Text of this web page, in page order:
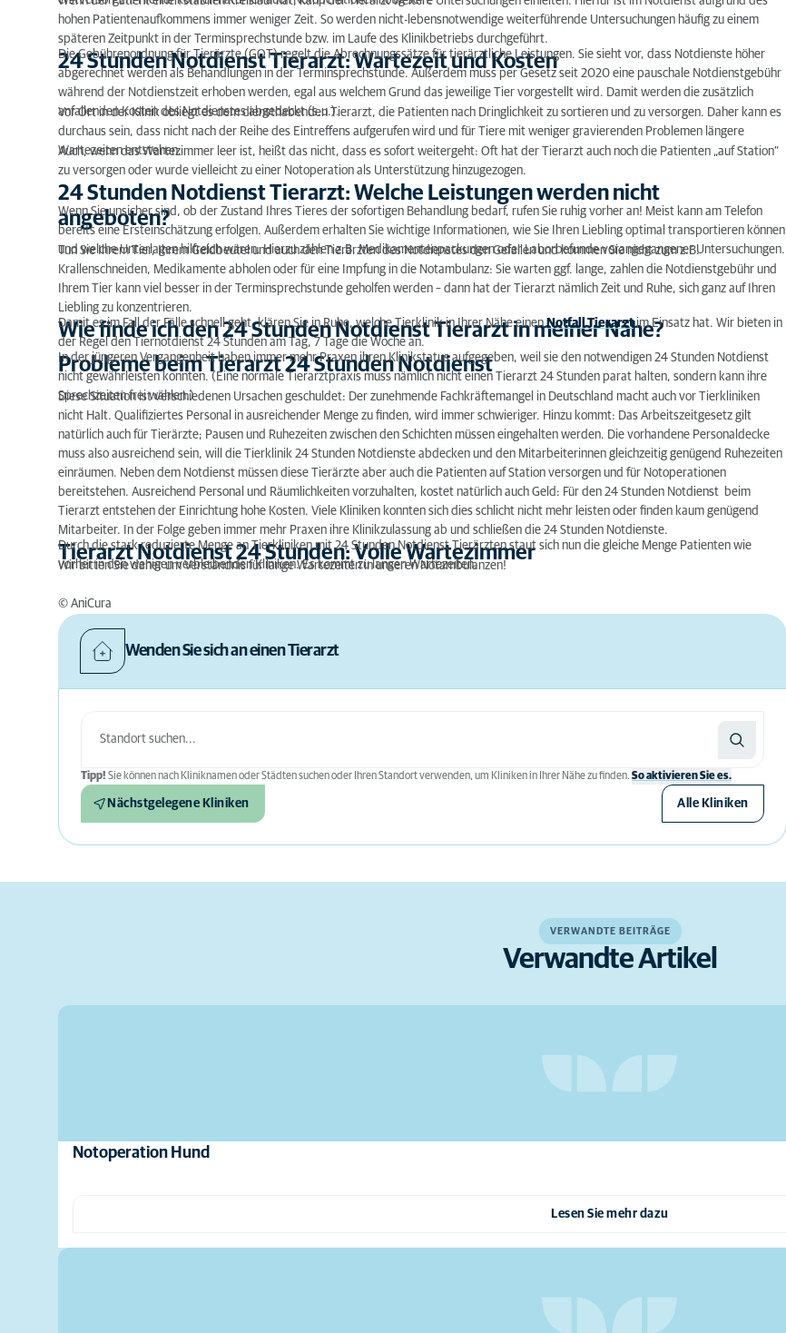
24 Stunden Notdienst Tierarzt: Welche Leistungen werden nicht angeboten?
Wie finde ich den 24 Stunden Notdienst Tierarzt in meiner Nähe?
Probleme beim Tierarzt 24 Stunden Notdienst
Tierarzt Notdienst 24 Stunden: Volle Wartezimmer
hohen Patientenaufkommens immer weniger Zeit. So werden nicht-lebensnotwendige weiterführende Untersuchungen häufig zu einem
späteren Zeitpunkt in der Terminsprechstunde bzw. im Laufe des Klinikbetriebs durchgeführt.
24 Stunden Notdienst Tierarzt: Wartezeit und Kosten
Die Gebührenordnung für Tierärzte (GOT) regelt die Abrechnungssätze für tierärztliche Leistungen. Sie sieht vor, dass Notdienste höher
abgerechnet werden als Behandlungen in der Terminsprechstunde. Außerdem muss per Gesetz seit 2020 eine pauschale Notdienstgebühr
während der Notdienstzeit erhoben werden, egal aus welchem Grund das jeweilige Tier vorgestellt wird. Damit werden die zusätzlich
anfallenden Kosten des Notdienstes abgedeckt (s.u.).
Vor Ort in der Klinik obliegt es dem diensthabenden Tierarzt, die Patienten nach Dringlichkeit zu sortieren und zu versorgen. Daher kann es
durchaus sein, dass nicht nach der Reihe des Eintreffens aufgerufen wird und für Tiere mit weniger gravierenden Problemen längere
Wartezeiten entstehen.
Auch, wenn das Wartezimmer leer ist, heißt das nicht, dass es sofort weitergeht: Oft hat der Tierarzt auch noch die Patienten „auf Station“
zu versorgen oder wurde vielleicht zu einer Notoperation als Unterstützung hinzugezogen.
24 Stunden Notdienst Tierarzt: Welche Leistungen werden nicht
angeboten?
Wenn Sie unsicher sind, ob der Zustand Ihres Tieres der sofortigen Behandlung bedarf, rufen Sie ruhig vorher an! Meist kann am Telefon
bereits eine Ersteinschätzung erfolgen. Außerdem erhalten Sie wichtige Informationen, wie Sie Ihren Liebling optimal transportieren können
und welche Unterlagen hilfreich wären. Hierzu zählen z.B. Medikamentenpackungen oder Laborbefunde vorangegangener Untersuchungen.
Tun Sie Ihrem Tier, Ihrem Geldbeutel und auch den Tierärzten des Notdienstes den Gefallen und kommen Sie nicht zum z.B.
Krallenschneiden, Medikamente abholen oder für eine Impfung in die Notambulanz: Sie warten ggf. lange, zahlen die Notdienstgebühr und
Ihrem Tier kann viel besser in der Terminsprechstunde geholfen werden – dann hat der Tierarzt nämlich Zeit und Ruhe, sich ganz auf Ihren
Liebling zu konzentrieren.
Wie finde ich den 24 Stunden Notdienst Tierarzt in meiner Nähe?
Damit es im Fall der Fälle schnell geht, klären Sie in Ruhe, welche Tierklinik in Ihrer Nähe einenNotfall Tierarztim Einsatz hat. Wir bieten in
der Regel den Tiernotdienst 24 Stunden am Tag, 7 Tage die Woche an.
Probleme beim Tierarzt 24 Stunden Notdienst
In der jüngeren Vergangenheit haben immer mehr Praxen ihren Klinikstatus aufgegeben, weil sie den notwendigen 24 Stunden Notdienst
nicht gewährleisten konnten. (Eine normale Tierarztpraxis muss nämlich nicht einen Tierarzt 24 Stunden parat halten, sondern kann ihre
Sprechzeiten frei wählen.)
Diese Situation ist verschiedenen Ursachen geschuldet: Der zunehmende Fachkräftemangel in Deutschland macht auch vor Tierkliniken
nicht Halt. Qualifiziertes Personal in ausreichender Menge zu finden, wird immer schwieriger. Hinzu kommt: Das Arbeitszeitgesetz gilt
natürlich auch für Tierärzte; Pausen und Ruhezeiten zwischen den Schichten müssen eingehalten werden. Die vorhandene Personaldecke
muss also ausreichend sein, will die Tierklinik 24 Stunden Notdienste abdecken und den Mitarbeiterinnen gleichzeitig genügend Ruhezeiten
einräumen. Neben dem Notdienst müssen diese Tierärzte aber auch die Patienten auf Station versorgen und für Notoperationen
bereitstehen. Ausreichend Personal und Räumlichkeiten vorzuhalten, kostet natürlich auch Geld: Für den 24 Stunden Notdienst beim
Tierarzt entstehen der Einrichtung hohe Kosten. Viele Kliniken konnten sich dies schlicht nicht mehr leisten oder finden kaum genügend
Mitarbeiter. In der Folge geben immer mehr Praxen ihre Klinikzulassung ab und schließen die 24 Stunden Notdienste.
Tierarzt Notdienst 24 Stunden: Volle Wartezimmer
Durch die stark reduzierte Menge an Tierkliniken mit 24 Stunden Notdienst Tierärzten staut sich nun die gleiche Menge Patienten wie
vorher in den wenigen verbleibenden Kliniken. Es kommt zu langen Wartezeiten.
Wir bitten Sie daher um Verständnis für lange Wartezeiten in unseren Notambulanzen!
© AniCura
Wenden Sie sich an einen Tierarzt
Tipp! Sie können nach Kliniknamen oder Städten suchen oder Ihren Standort verwenden, um Kliniken in Ihrer Nähe zu finden. So aktivieren Sie es.
Nächstgelegene Kliniken Alle Kliniken
VERWANDTE BEITRÄGE
Verwandte Artikel
Notoperation Hund
Lesen Sie mehr dazu